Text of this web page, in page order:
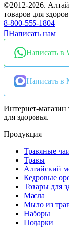
©2012-2026.
товаров для
8-800-555-1804
Написать нам
Написать в
Написать в
Интернет-магазин
для здоровья.
Продукция
Травяные чаи
Травы
Алтайский
Кедровые
Товары для
Масла
Мыло из трав
Наборы
Подарки